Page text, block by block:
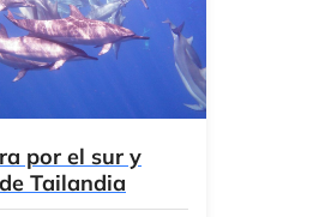
por el sur y
Tailandia